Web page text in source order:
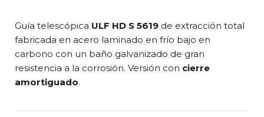
Guía telescópica ULF HD S 5619 de extracción total
fabricada en acero laminado en frío bajo en
carbono con un baño galvanizado de gran
resistencia a la corrosión. Versión con cierre
amortiguado.